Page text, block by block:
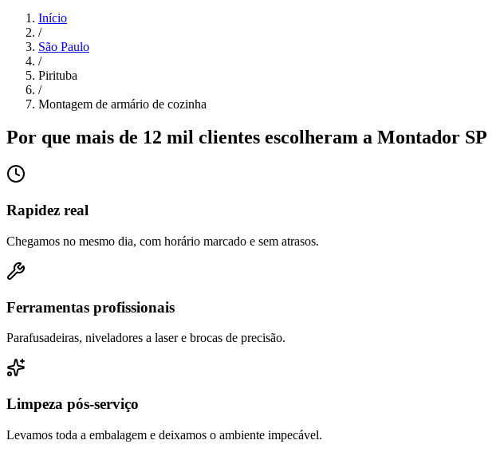
Início
/
São Paulo
/
Pirituba
/
Montagem de armário de cozinha
Por que mais de 12 mil clientes escolheram a Montador SP
Rapidez real
Chegamos no mesmo dia, com horário marcado e sem atrasos.
Ferramentas profissionais
Parafusadeiras, niveladores a laser e brocas de precisão.
Limpeza pós-serviço
Levamos toda a embalagem e deixamos o ambiente impecável.